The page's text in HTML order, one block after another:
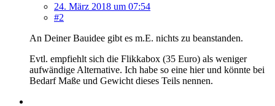
24. März 2018 um 07:54
#2
An Deiner Bauidee gibt es m.E. nichts zu beanstanden.
Evtl. empfiehlt sich die Flikkabox (35 Euro) als weniger
aufwändige Alternative. Ich habe so eine hier und könnte bei
Bedarf Maße und Gewicht dieses Teils nennen.